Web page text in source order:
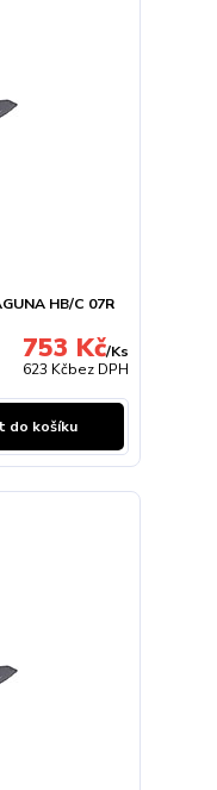
HB/C 07R
753 Kč/Ks
623 Kčbez DPH
do košíku